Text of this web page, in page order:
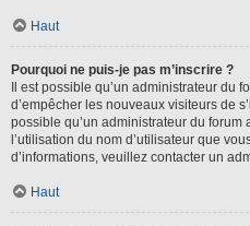
Haut
Pourquoi ne puis-je pas m’inscrire ?
Il est possible qu’un administrateur du
d’empêcher les nouveaux visiteurs de
possible qu’un administrateur du
l’utilisation du nom d’utilisateur que
d’informations, veuillez contacter un
Haut